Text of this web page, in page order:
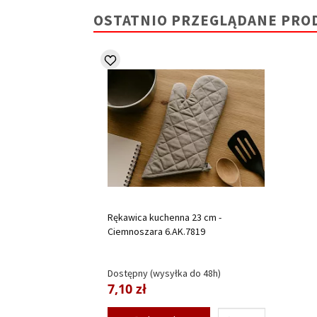
OSTATNIO PRZEGLĄDANE
Rękawica kuchenna 23 cm -
Ciemnoszara 6.AK.7819
Dostępny (wysyłka do 48h)
7,10 zł